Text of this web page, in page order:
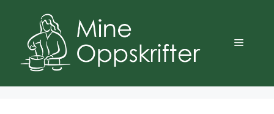
innhold
Meny